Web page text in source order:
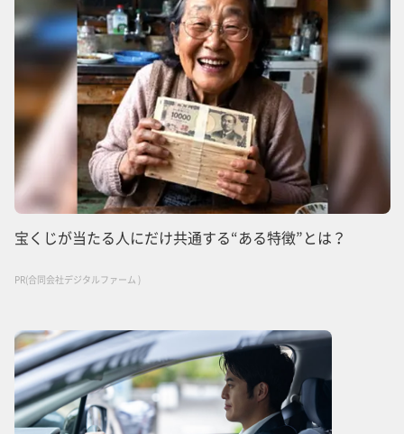
宝くじが当たる人にだけ共通する“ある特徴”とは？
PR(合同会社デジタルファーム )